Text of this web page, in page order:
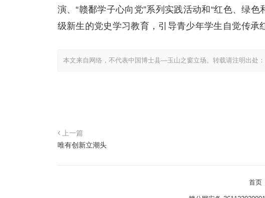
演、“赣鄱学子心向党”系列实践活动和“红色、绿
级新生的党史学习教育，引导青少年学生自觉传承
本文来自网络，不代表中国博士县—玉山之窗立场。转载请注明出处：
上一篇
唯有创新立潮头
首页